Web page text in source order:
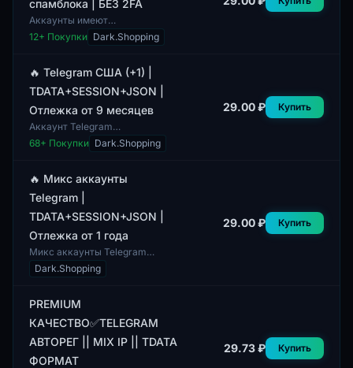
спамблока | БЕЗ 2FA
Аккаунты имеют
разнообразную аудиторию с
учётом пола профилей, что
различных целей. Профил...
12+ Покупки Dark.Shopping
🔥 Telegram США (+1) |
TDATA+SESSION+JSON |
Отлежка от 9 месяцев
Аккаунт Telegram
зарегистрирован в США с
кодом страны +1. Данный
SESSION и JSON, что
обеспечивае...
68+ Покупки Dark.Shopping
29.00 ₽ Купить
🔥 Микс аккаунты
Telegram |
TDATA+SESSION+JSON |
Отлежка от 1 года
Микс аккаунты Telegram
представлены в формате
TDATA, SESSION и JSON.
для различных нужд, включа...
Dark.Shopping
29.00 ₽ Купить
PREMIUM
КАЧЕСТВО✅TELEGRAM
АВТОРЕГ || MIX IP || TDATA
ФОРМАТ
29.73 ₽ Купить